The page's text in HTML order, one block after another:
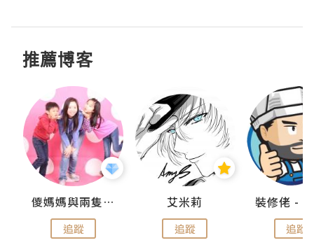
推薦博客
儍媽媽與兩隻小魔怪之家
追蹤
艾米莉
追蹤 追蹤